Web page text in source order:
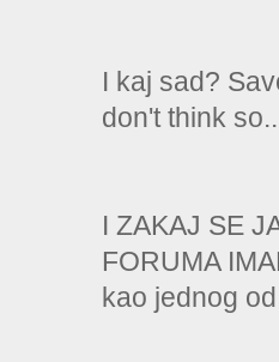
I kaj sad?
don't think
I ZAKAJ SE
FORUMA
kao jednog